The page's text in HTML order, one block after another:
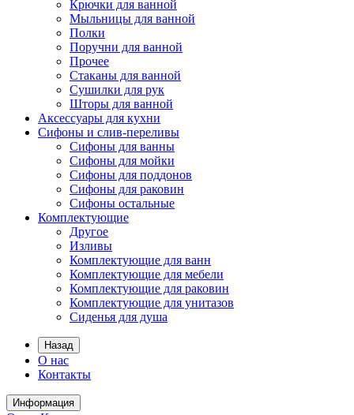
Крючки для ванной
Мыльницы для ванной
Полки
Поручни для ванной
Прочее
Стаканы для ванной
Сушилки для рук
Шторы для ванной
Аксессуары для кухни
Сифоны и слив-переливы
Сифоны для ванны
Сифоны для мойки
Сифоны для поддонов
Сифоны для раковин
Сифоны остальные
Комплектующие
Другое
Изливы
Комплектующие для ванн
Комплектующие для мебели
Комплектующие для раковин
Комплектующие для унитазов
Сиденья для душа
Назад
О нас
Контакты
Информация